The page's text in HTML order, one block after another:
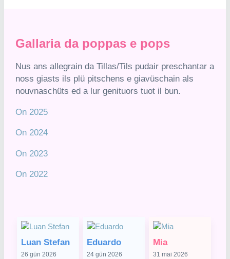
Gallaria da poppas e pops
Nus ans allegrain da Tillas/Tils pudair preschantar a
noss giasts ils plü pitschens e giavüschain als
nouvnaschüts ed a lur genituors tuot il bun.
On 2025
On 2024
On 2023
On 2022
Luan Stefan
26 gün 2026
Eduardo
24 gün 2026
Mia
31 mai 2026